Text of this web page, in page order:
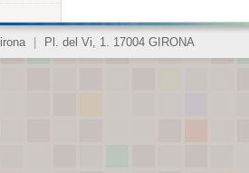
Pl. del Vi, 1. 17004 GIRONA